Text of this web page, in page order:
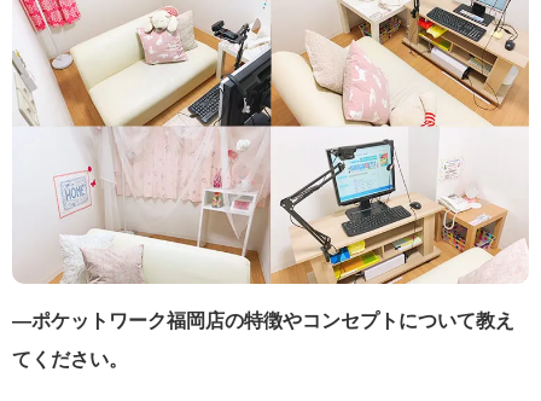
―ポケットワーク福岡店の特徴やコンセプトについて教え
てください。